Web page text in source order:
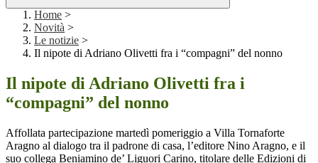
Home >
Novità >
Le notizie >
Il nipote di Adriano Olivetti fra i “compagni” del nonno
Il nipote di Adriano Olivetti fra i
“compagni” del nonno
Affollata partecipazione martedì pomeriggio a Villa Tornaforte
Aragno al dialogo tra il padrone di casa, l’editore Nino Aragno, e il
suo collega Beniamino de’ Liguori Carino, titolare delle Edizioni di